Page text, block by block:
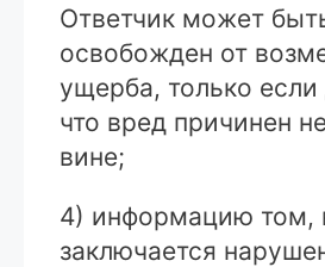
Ответчик может
освобожден от
ущерба, только если
что вред причинен
вине;
4) информацию том,
заключается